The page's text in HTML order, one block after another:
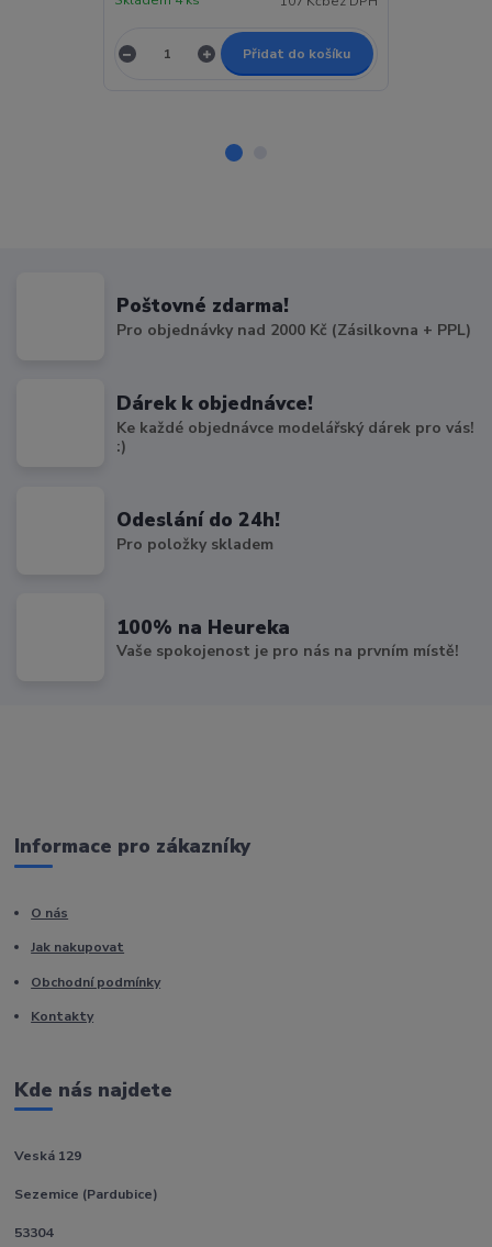
Přidat do košíku
Poštovné zdarma!
Pro objednávky nad 2000 Kč (Zásilkovna + PPL)
Dárek k objednávce!
Ke každé objednávce modelářský dárek pro vás!
:)
Odeslání do 24h!
Pro položky skladem
100% na Heureka
Vaše spokojenost je pro nás na prvním místě!
Informace pro zákazníky
O nás
Jak nakupovat
Obchodní podmínky
Kontakty
Kde nás najdete
Veská 129
Sezemice (Pardubice)
53304